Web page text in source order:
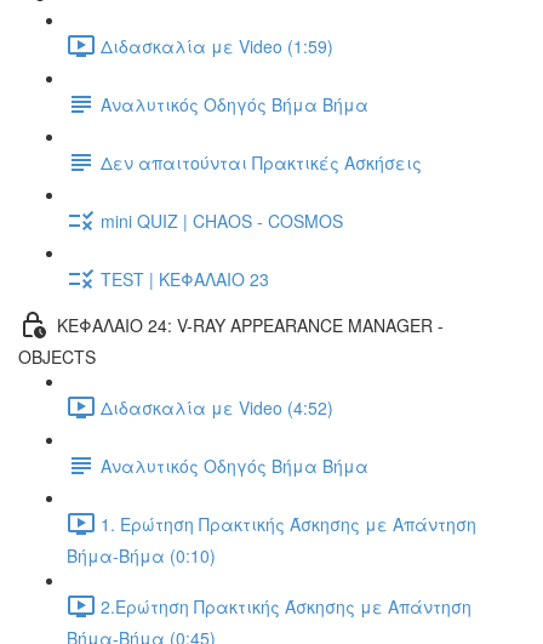
Διδασκαλία με Video (1:59)
Αναλυτικός Οδηγός Βήμα Βήμα
Δεν απαιτούνται Πρακτικές Ασκήσεις
mini QUIZ | CHAOS - COSMOS
TEST | ΚΕΦΑΛΑΙΟ 23
ΚΕΦΑΛΑΙΟ 24: V-RAY APPEARANCE MANAGER -
OBJECTS
Διδασκαλία με Video (4:52)
Αναλυτικός Οδηγός Βήμα Βήμα
1. Ερώτηση Πρακτικής Άσκησης με Απάντηση
Βήμα-Βήμα (0:10)
2.Ερώτηση Πρακτικής Άσκησης με Απάντηση
Βήμα-Βήμα (0:45)